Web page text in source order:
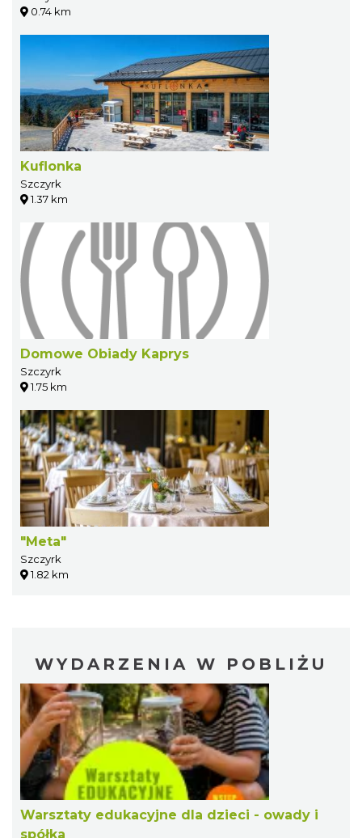
0.74 km
Kuflonka
Szczyrk
1.37 km
Domowe Obiady Kaprys
Szczyrk
1.75 km
"Meta"
Szczyrk
1.82 km
WYDARZENIA W POBLIŻU
Warsztaty edukacyjne dla dzieci - owady i
spółka